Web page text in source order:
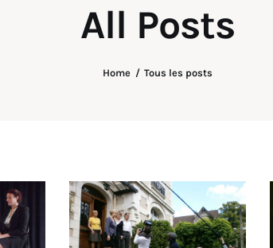
All Posts
Home Tous les posts